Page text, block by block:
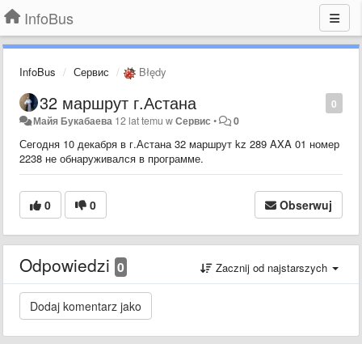
InfoBus
InfoBus Сервис Błędy
0
32 маршрут г.Астана
Майя Букабаева 12 lat temu wСервис • 0
Сегодня 10 декабря в г.Астана 32 маршрут kz 289 AXA 01 номер
2238 не обнаруживался в программе.
0 0 Obserwuj
Odpowiedzi 0 Zacznij od najstarszych